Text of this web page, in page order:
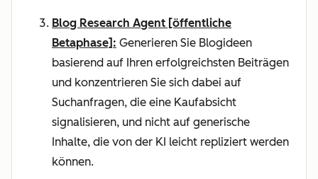
Blog Research Agent [öffentliche
Betaphase]: Generieren Sie Blogideen
basierend auf Ihren erfolgreichsten Beiträgen
und konzentrieren Sie sich dabei auf
Suchanfragen, die eine Kaufabsicht
signalisieren, und nicht auf generische
Inhalte, die von der KI leicht repliziert werden
können.